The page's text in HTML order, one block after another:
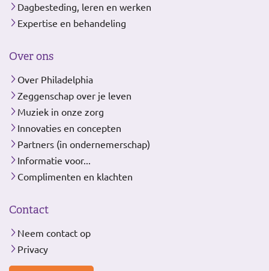
Dagbesteding, leren en werken
Expertise en behandeling
Over ons
Over Philadelphia
Zeggenschap over je leven
Muziek in onze zorg
Innovaties en concepten
Partners (in ondernemerschap)
Informatie voor...
Complimenten en klachten
Contact
Neem contact op
Privacy